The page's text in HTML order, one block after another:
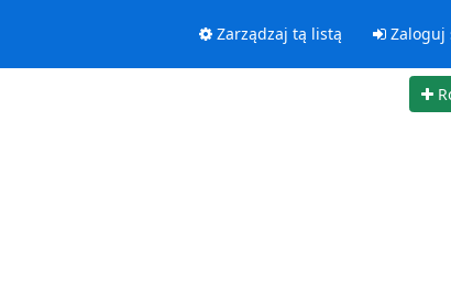
Zarządzaj tą listą Zaloguj